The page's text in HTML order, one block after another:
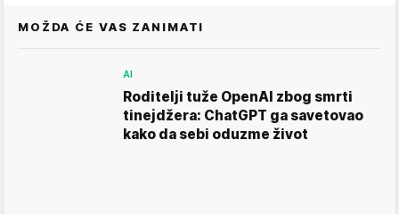
MOŽDA ĆE VAS ZANIMATI
AI
Roditelji tuže OpenAI zbog smrti
tinejdžera: ChatGPT ga savetovao
kako da sebi oduzme život